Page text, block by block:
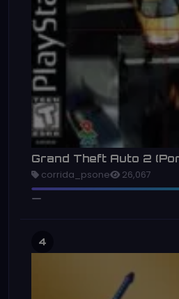
Grand Theft Auto 2
corrida_psone 26,067
4